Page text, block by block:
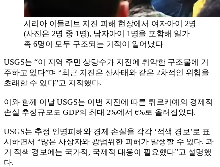
시리아 이들리브 지진 피해 현장에서 여자아이 2명
(사진은 2명 중 1명), 남자아이 1명을 포함해 일가
족 6명이 모두 구조되는 기적이 일어났다
USGS는 “이 지역 주민 상당수가 지진에 취약한 구조물에 거
주하고 있다”며 “최근 지진은 산사태와 같은 2차적인 위험을
초래할 수 있다”고 지적했다.
이와 함께 이날 USGS는 이번 지진에 따른 튀르키예의 경제적
손실 추정규모도 GDP의 최대 2%에서 6%로 올려잡았다.
USGS는 추정 인명피해와 경제 손실을 각각 ‘적색 경보’로 표
시하면서 “많은 사상자와 광범위한 피해가 발생할 수 있다. 과
거 적색 경보에는 국가적, 국제적 대응이 필요했다”고 설명했
다.